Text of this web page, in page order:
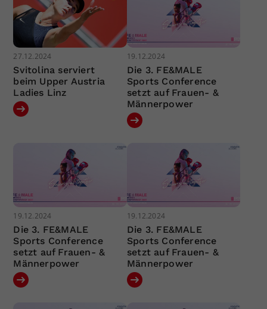
27.12.2024
Svitolina serviert
beim Upper Austria
Ladies Linz
19.12.2024
Die 3. FE&MALE
Sports Conference
setzt auf Frauen- &
Männerpower
19.12.2024
Die 3. FE&MALE
Sports Conference
setzt auf Frauen- &
Männerpower
19.12.2024
Die 3. FE&MALE
Sports Conference
setzt auf Frauen- &
Männerpower